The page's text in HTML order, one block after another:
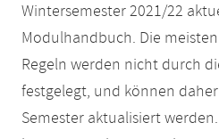
Wintersemester 2021/22
Modulhandbuch. Die
Regeln werden nicht durch
festgelegt, und können
Semester aktualisiert